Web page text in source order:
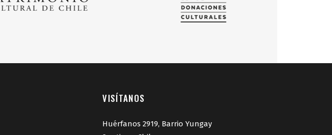
VISÍTANOS
Huérfanos 2919, Barrio Yungay